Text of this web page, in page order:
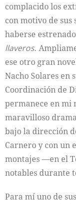
complacido los
con motivo de sus
haberse
llaveros.
ese otro gran
Nacho Solares en
Coordinación de
permanece en mi
maravilloso
bajo la dirección
Carnero y con un
montajes ––en el
notables durante
Para mí uno de